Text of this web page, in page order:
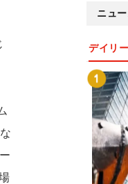
ニュ
デイリー